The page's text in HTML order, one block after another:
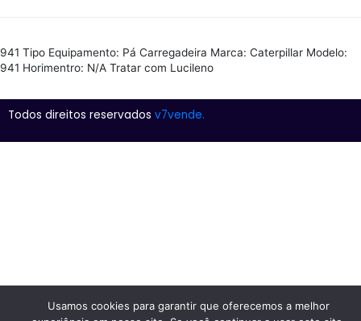
941 Tipo Equipamento: Pá Carregadeira Marca: Caterpillar Modelo:
941 Horimentro: N/A Tratar com Lucileno
Todos direitos reservados v7vende.
Usamos cookies para garantir que oferecemos a melhor